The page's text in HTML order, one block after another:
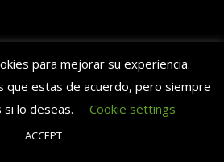
para mejorar su experiencia.
que estas de acuerdo, pero siempre
si lo deseas.
Cookie settings
ACCEPT